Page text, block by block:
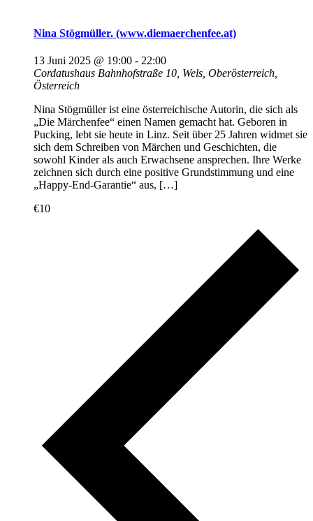
Nina Stögmüller. (www.diemaerchenfee.at)
13 Juni 2025 @ 19:00 - 22:00
Cordatushaus Bahnhofstraße 10, Wels, Oberösterreich,
Österreich
Nina Stögmüller ist eine österreichische Autorin, die sich als
„Die Märchenfee“ einen Namen gemacht hat. Geboren in
Pucking, lebt sie heute in Linz. Seit über 25 Jahren widmet sie
sich dem Schreiben von Märchen und Geschichten, die
sowohl Kinder als auch Erwachsene ansprechen. Ihre Werke
zeichnen sich durch eine positive Grundstimmung und eine
„Happy-End-Garantie“ aus, […]
€10